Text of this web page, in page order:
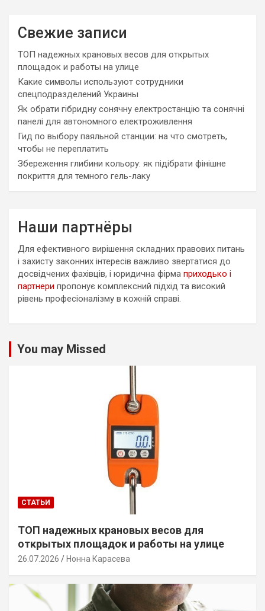
Свежие записи
ТОП надежных крановых весов для открытых
площадок и работы на улице
Какие символы используют сотрудники
спецподразделений Украины
Як обрати гібридну сонячну електростанцію та сонячні
панелі для автономного електроживлення
Гид по выбору паяльной станции: на что смотреть,
чтобы не переплатить
Збереження глибини кольору: як підібрати фінішне
покриття для темного гель-лаку
Наши партнёры
Для ефективного вирішення складних правових питань
і захисту законних інтересів важливо звертатися до
досвідчених фахівців, і юридична фірма приходько і
партнери пропонує комплексний підхід та високий
рівень професіоналізму в кожній справі.
You may Missed
СТАТЬИ
ТОП надежных крановых весов для
открытых площадок и работы на улице
26.07.2026 Нонна Карасева